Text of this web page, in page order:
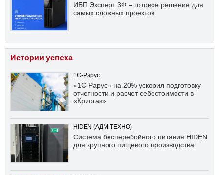
ИБП Эксперт 3Ф – готовое решение для
самых сложных проектов
Истории успеха
1С-Рарус
«1С-Рарус» на 20% ускорил подготовку
отчетности и расчет себестоимости в
«Криогаз»
HIDEN (АДМ-ТЕХНО)
Система бесперебойного питания HIDEN
для крупного пищевого производства